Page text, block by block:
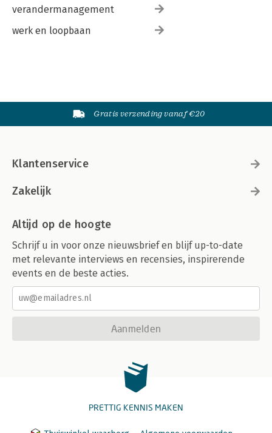
verandermanagement
werk en loopbaan
Gratis verzending vanaf €20
Klantenservice
Zakelijk
Altijd op de hoogte
Schrijf u in voor onze nieuwsbrief en blijf up-to-date
met relevante interviews en recensies, inspirerende
events en de beste acties.
Aanmelden
PRETTIG KENNIS MAKEN